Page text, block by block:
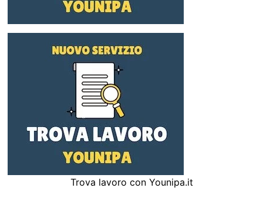
Trova lavoro con Younipa.it